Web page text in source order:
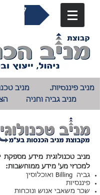
מניב פיננסיות.מניב
מניב גביה וחניה
מניב טכנולוגית מידע מספקת
למכרזי מע' מידע ממוחשבות:
גביה Billing ואוכלוסין
פיננסיות
שכר משאבי אנוש ונוכחות